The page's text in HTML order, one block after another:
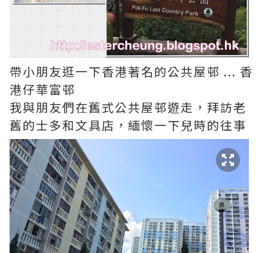
帶小朋友逛一下香港著名的公共屋邨 ... 香
港仔華富邨
我與朋友們在舊式公共屋邨遊走，拜訪老
舊的士多和文具店，緬懷一下兒時的往事